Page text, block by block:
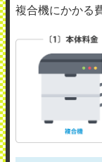
複合機にかかる